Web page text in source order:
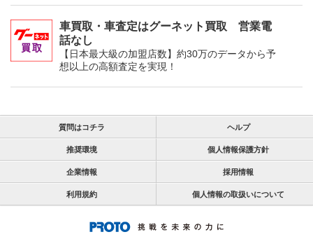
車買取・車査定はグーネット買取 営業電
話なし
【日本最大級の加盟店数】約30万のデータから予
想以上の高額査定を実現！
質問はコチラ ヘルプ
推奨環境 個人情報保護方針
企業情報 採用情報
利用規約 個人情報の取扱いについて